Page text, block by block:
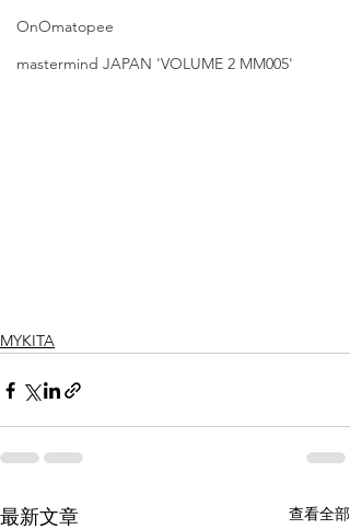
OnOmatopee
mastermind JAPAN 'VOLUME 2 MM005'
MYKITA
最新文章 查看全部